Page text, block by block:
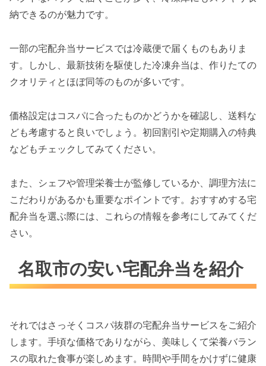
納できるのが魅力です。
一部の宅配弁当サービスでは冷蔵便で届くものもありま
す。しかし、最新技術を駆使した冷凍弁当は、作りたての
クオリティとほぼ同等のものが多いです。
価格設定はコスパに合ったものかどうかを確認し、送料な
ども考慮すると良いでしょう。初回割引や定期購入の特典
などもチェックしてみてください。
また、シェフや管理栄養士が監修しているか、調理方法に
こだわりがあるかも重要なポイントです。おすすめする宅
配弁当を選ぶ際には、これらの情報を参考にしてみてくだ
さい。
名取市の安い宅配弁当を紹介
それではさっそくコスパ抜群の宅配弁当サービスをご紹介
します。手頃な価格でありながら、美味しくて栄養バラン
スの取れた食事が楽しめます。時間や手間をかけずに健康